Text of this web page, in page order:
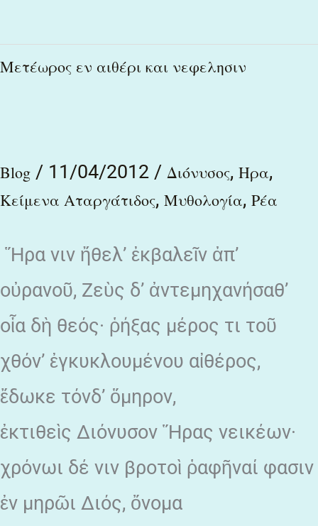
Μετέωρος εν αιθέρι και νεφελησιν
Blog / 11/04/2012 / Διόνυσος, Ηρα,
Κείμενα Αταργάτιδος, Μυθολογία, Ρέα
Ἥρα νιν ἤθελ’ ἐκβαλεῖν ἀπ’
οὐρανοῦ, Ζεὺς δ’ ἀντεμηχανήσαθ’
οἷα δὴ θεός· ῥήξας μέρος τι τοῦ
χθόν’ ἐγκυκλουμένου αἰθέρος,
ἔδωκε τόνδ’ ὅμηρον,
ἐκτιθεὶς Διόνυσον Ἥρας νεικέων·
χρόνωι δέ νιν βροτοὶ ῥαφῆναί φασιν
ἐν μηρῶι Διός, ὄνομα
Μετέωρος
νεφελησιν